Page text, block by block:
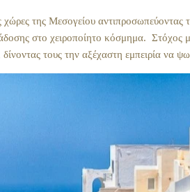
της Μεσογείου
στο χειροποίητο κόσμημα.
δίνοντας τους την αξέχαστη εμπειρία